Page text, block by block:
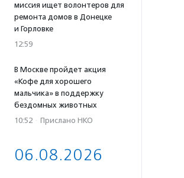
миссия ищет волонтеров для
ремонта домов в Донецке
и Горловке
12:59
В Москве пройдет акция
«Кофе для хорошего
мальчика» в поддержку
бездомных животных
10:52 · Прислано НКО
06.08.2026